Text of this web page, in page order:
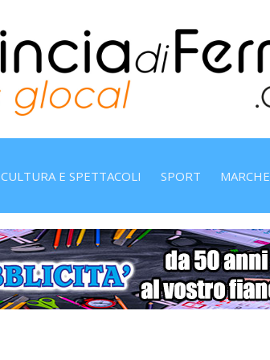
CULTURA E SPETTACOLI SPORT MARCHE